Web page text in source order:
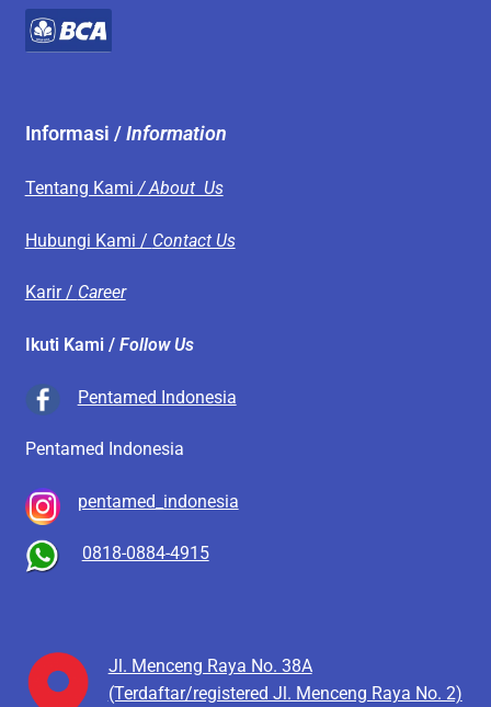
Informasi /Information
Tentang Kami / About Us
Hubungi Kami / Contact Us
Karir / Career
Ikuti Kami / Follow Us
Pentamed Indonesia
Pentamed Indonesia
pentamed_indonesia
0818-0884-4915
Jl. Menceng Raya No. 38A
(Terdaftar/registered Jl. Menceng Raya No. 2)